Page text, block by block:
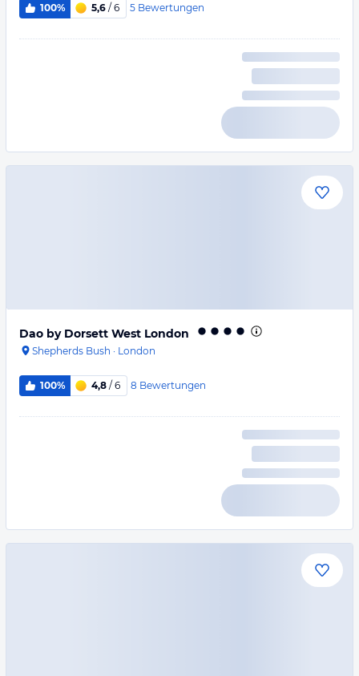
100% 5,6 / 6 5 Bewertungen
Dao by Dorsett West London
Shepherds Bush · London
100% 4,8 / 6 8 Bewertungen